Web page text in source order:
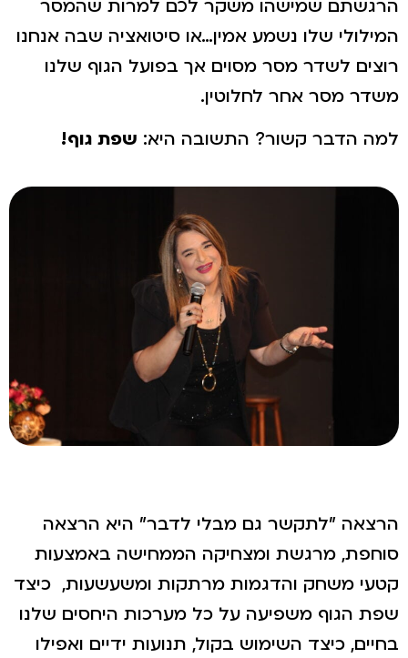
הרגשתם שמישהו משקר לכם למרות שהמסר
המילולי שלו נשמע אמין…או סיטואציה שבה אנחנו
רוצים לשדר מסר מסוים אך בפועל הגוף שלנו
משדר מסר אחר לחלוטין.
למה הדבר קשור? התשובה היא: שפת גוף!
הרצאה "לתקשר גם מבלי לדבר" היא הרצאה
סוחפת, מרגשת ומצחיקה הממחישה באמצעות
קטעי משחק והדגמות מרתקות ומשעשעות, כיצד
שפת הגוף משפיעה על כל מערכות היחסים שלנו
בחיים, כיצד השימוש בקול, תנועות ידיים ואפילו